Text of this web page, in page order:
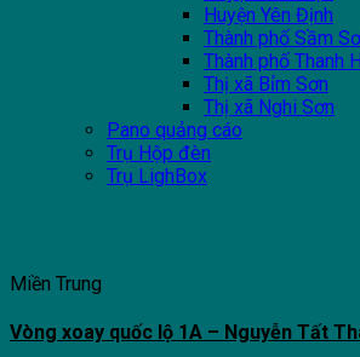
Huyện Yên Định
Thành phố Sầm
Thành phố Thanh
Thị xã Bỉm Sơn
Thị xã Nghi Sơn
Pano quảng cáo
Trụ Hộp đèn
Trụ LighBox
Miền Trung
Vòng xoay quốc lộ 1A – Nguyễn Tất